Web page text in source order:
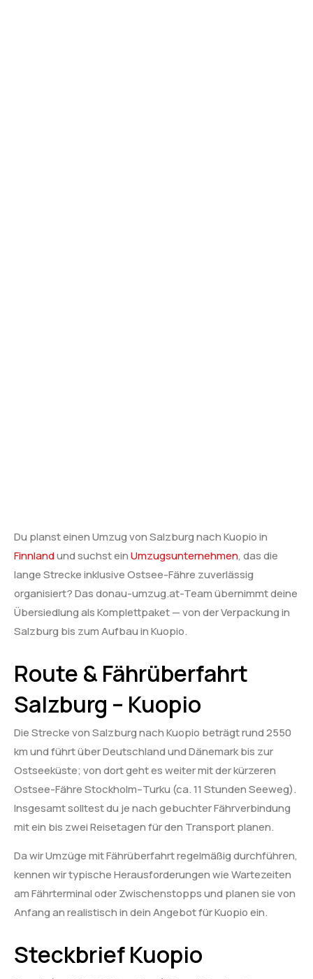
Du planst einen Umzug von Salzburg nach Kuopio in
Finnlandund suchst einUmzugsunternehmen, das die
lange Strecke inklusive Ostsee-Fähre zuverlässig
organisiert? Das donau-umzug.at-Team übernimmt deine
Übersiedlung als Komplettpaket — von der Verpackung in
Salzburg bis zum Aufbau in Kuopio.
Route & Fährüberfahrt
Salzburg – Kuopio
Die Strecke von Salzburg nach Kuopio beträgt rund 2550
km und führt über Deutschland und Dänemark bis zur
Ostseeküste; von dort geht es weiter mit der kürzeren
Ostsee-Fähre Stockholm–Turku (ca. 11 Stunden Seeweg).
Insgesamt solltest du je nach gebuchter Fährverbindung
mit ein bis zwei Reisetagen für den Transport planen.
Da wir Umzüge mit Fährüberfahrt regelmäßig durchführen,
kennen wir typische Herausforderungen wie Wartezeiten
am Fährterminal oder Zwischenstopps und planen sie von
Anfang an realistisch in dein Angebot für Kuopio ein.
Steckbrief Kuopio